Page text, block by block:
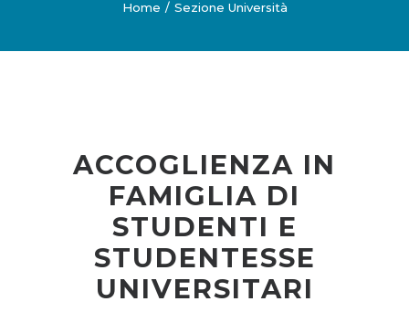
Home Sezione Università
ACCOGLIENZA IN
FAMIGLIA DI
STUDENTI E
STUDENTESSE
UNIVERSITARI